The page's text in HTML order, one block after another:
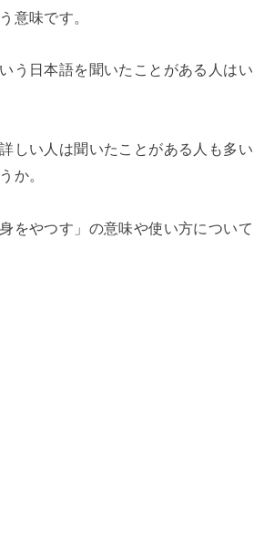
意味です。
う日本語を聞いたことがある人はい
しい人は聞いたことがある人も多い
か。
をやつす」の意味や使い方について